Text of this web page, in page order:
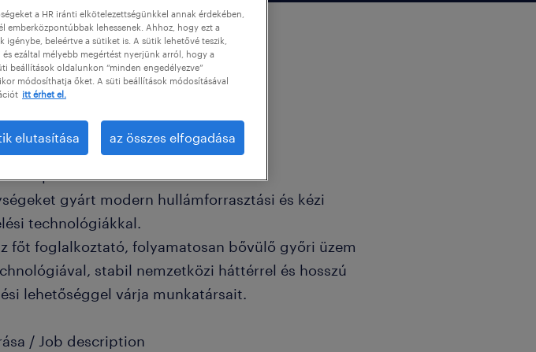
/ Organisation/Department
autóipari és háztartási elektronikai
gyárt modern hullámforrasztási és kézi
technológiákkal.
főt foglalkoztató, folyamatosan bővülő győri üzem
stabil nemzetközi háttérrel és hosszú
lehetőséggel várja munkatársait.
/ Job description
a HR iránti elkötelezettségünkkel annak érdekében,
emberközpontúbbak lehessenek. Ahhoz, hogy ezt a
beleértve a sütiket is. A sütik lehetővé teszik,
ezáltal mélyebb megértést nyerjünk arról, hogy a
beállítások oldalunkon “minden engedélyezve”
módosíthatja őket. A süti beállítások módosításával
itt érhet el.
elutasítása az összes elfogadása